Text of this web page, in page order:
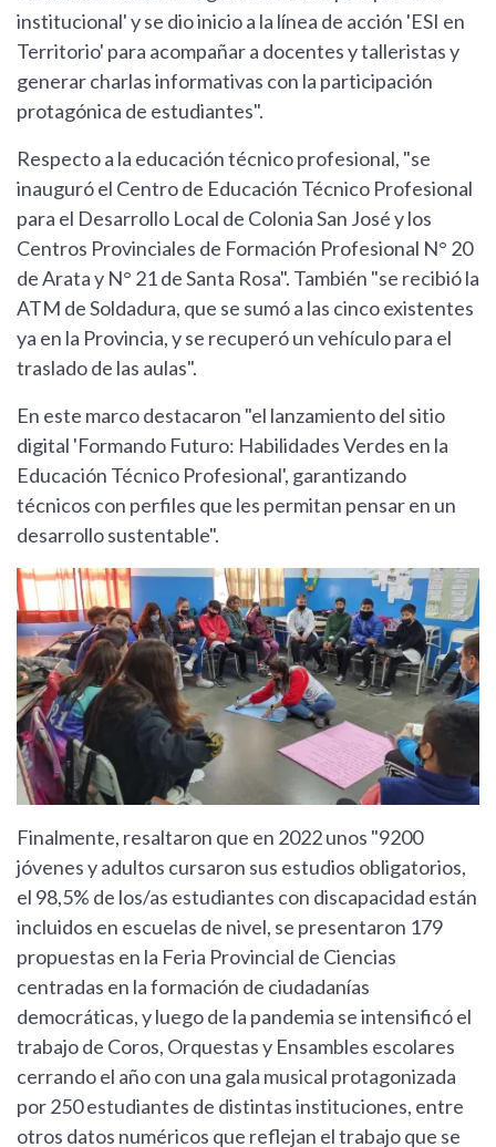
institucional' y se dio inicio a la línea de acción 'ESI en
Territorio' para acompañar a docentes y talleristas y
generar charlas informativas con la participación
protagónica de estudiantes".
Respecto a la educación técnico profesional, "se
inauguró el Centro de Educación Técnico Profesional
para el Desarrollo Local de Colonia San José y los
Centros Provinciales de Formación Profesional N° 20
de Arata y N° 21 de Santa Rosa". También "se recibió la
ATM de Soldadura, que se sumó a las cinco existentes
ya en la Provincia, y se recuperó un vehículo para el
traslado de las aulas".
En este marco destacaron "el lanzamiento del sitio
digital 'Formando Futuro: Habilidades Verdes en la
Educación Técnico Profesional', garantizando
técnicos con perfiles que les permitan pensar en un
desarrollo sustentable".
Finalmente, resaltaron que en 2022 unos "9200
jóvenes y adultos cursaron sus estudios obligatorios,
el 98,5% de los/as estudiantes con discapacidad están
incluidos en escuelas de nivel, se presentaron 179
propuestas en la Feria Provincial de Ciencias
centradas en la formación de ciudadanías
democráticas, y luego de la pandemia se intensificó el
trabajo de Coros, Orquestas y Ensambles escolares
cerrando el año con una gala musical protagonizada
por 250 estudiantes de distintas instituciones, entre
otros datos numéricos que reflejan el trabajo que se